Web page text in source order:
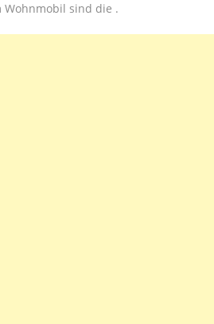
Wohnmobil sind die .